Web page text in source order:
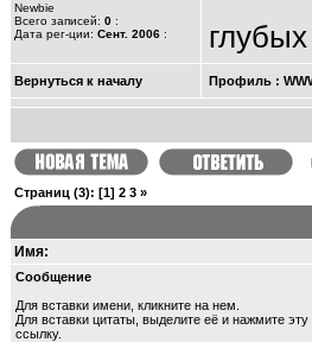
Newbie
Всего записей: 0 :
Дата рег-ции: Сент. 2006 :
Вернуться к началу Профиль :
Страниц (3): [1] 2 3 »
Имя:
Сообщение
Для вставки имени, кликните на нем.
Для вставки цитаты, выделите её и нажмите эту
ссылку.